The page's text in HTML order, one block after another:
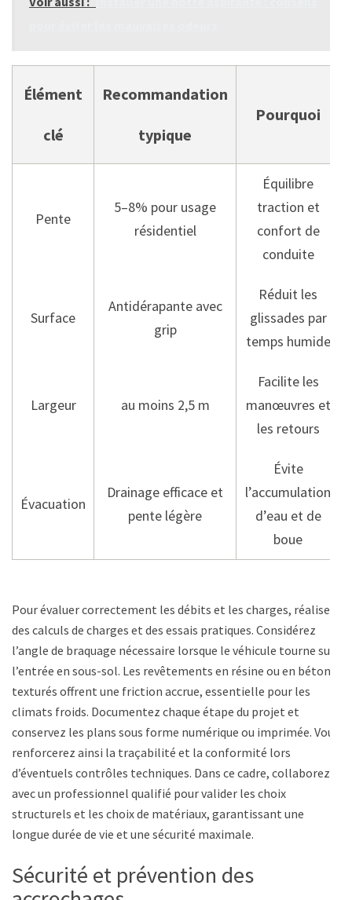
Élément
clé
Recommandation
typique
Pourquoi
Pente
5–8% pour usage
résidentiel
Équilibre
traction et
confort de
conduite
Surface
Antidérapante avec
grip
Réduit les
glissades par
temps humide
Largeur au moins 2,5 m
Facilite les
manœuvres et
les retours
Évacuation
Drainage efficace et
pente légère
Évite
l’accumulation
d’eau et de
boue
Pour évaluer correctement les débits et les charges, réalisez
des calculs de charges et des essais pratiques. Considérez
l’angle de braquage nécessaire lorsque le véhicule tourne sur
l’entrée en sous-sol. Les revêtements en résine ou en bétons
texturés offrent une friction accrue, essentielle pour les
climats froids. Documentez chaque étape du projet et
conservez les plans sous forme numérique ou imprimée. Vous
renforcerez ainsi la traçabilité et la conformité lors
d’éventuels contrôles techniques. Dans ce cadre, collaborez
avec un professionnel qualifié pour valider les choix
structurels et les choix de matériaux, garantissant une
longue durée de vie et une sécurité maximale.
Sécurité et prévention des